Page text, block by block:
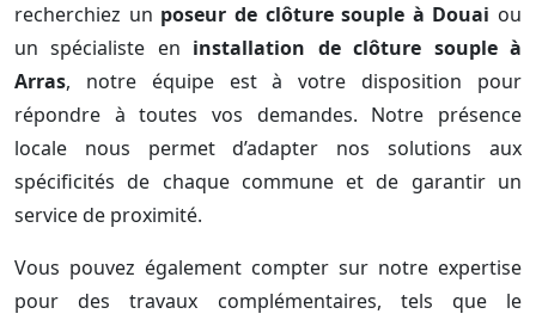
recherchiez un poseur de clôture souple à Douai ou
un spécialiste en installation de clôture souple à
Arras, notre équipe est à votre disposition pour
répondre à toutes vos demandes. Notre présence
locale nous permet d’adapter nos solutions aux
spécificités de chaque commune et de garantir un
service de proximité.
Vous pouvez également compter sur notre expertise
pour des travaux complémentaires, tels que le